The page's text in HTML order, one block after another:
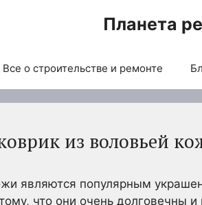
Планета
Все о строительстве и ремонте
из воловьей
являются популярным
что они очень долговечны